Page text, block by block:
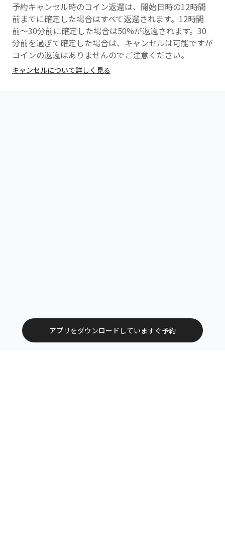
予約キャンセル時のコイン返還は、開始日時の12時間
前までに確定した場合はすべて返還されます。12時間
前〜30分前に確定した場合は50%が返還されます。30
分前を過ぎて確定した場合は、キャンセルは可能ですが
コインの返還はありませんのでご注意ください。
キャンセルについて詳しく見る
アプリをダウンロードしていますぐ予約